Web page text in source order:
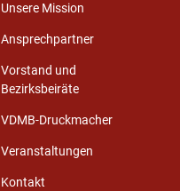
Unsere Mission
Ansprechpartner
Vorstand und
Bezirksbeiräte
VDMB-Druckmacher
Veranstaltungen
Kontakt